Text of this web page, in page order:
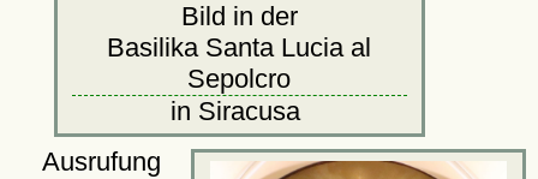
Bild in der
Basilika Santa Lucia al
Sepolcro
in Siracusa
Ausrufung